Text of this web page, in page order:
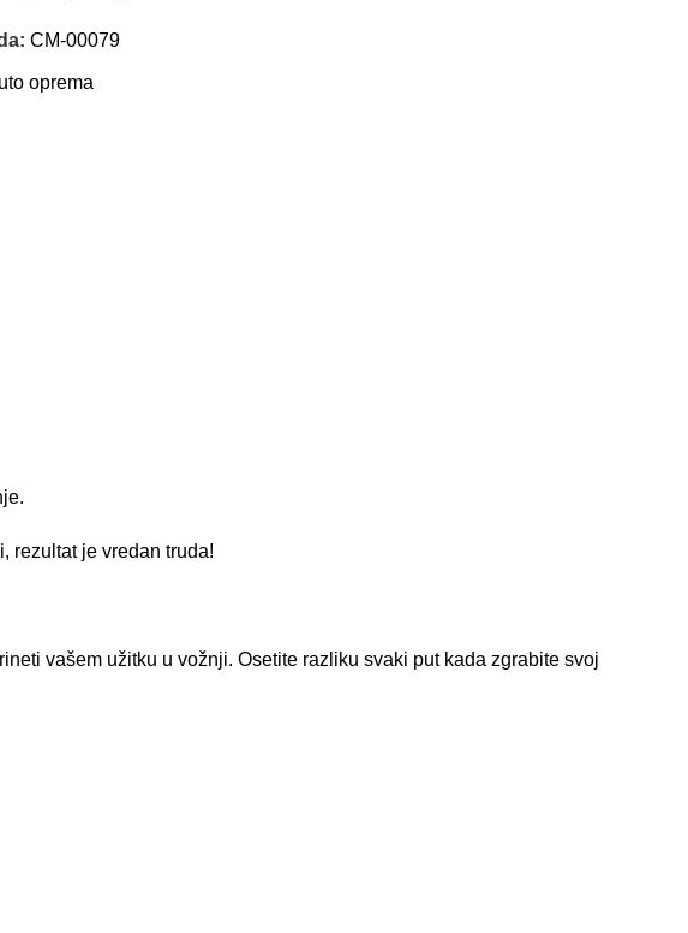
CM-00079
oprema
rezultat je vredan truda!
vašem užitku u vožnji. Osetite razliku svaki put kada zgrabite svoj